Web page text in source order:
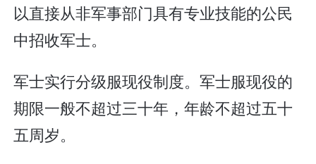
以直接从非军事部门具有专业技能的公民
中招收军士。
军士实行分级服现役制度。军士服现役的
期限一般不超过三十年，年龄不超过五十
五周岁。